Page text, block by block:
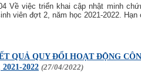
Về việc triển khai cập nhật minh
viên đợt 2, năm học 2021-2022. Hạn
QUẢ QUY ĐỔI HOẠT ĐỘNG
2022 (27/04/2022)